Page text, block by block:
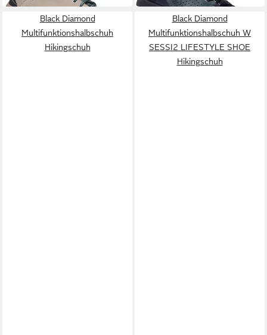
Black Diamond
Multifunktionshalbschuh
Hikingschuh
Black Diamond
Multifunktionshalbschuh W
SESSI2 LIFESTYLE SHOE
Hikingschuh